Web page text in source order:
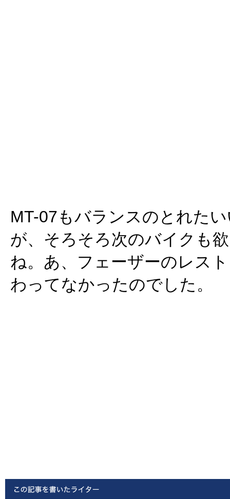
MT-07もバランスのとれた
が、そろそろ次のバイクも
ね。あ、フェーザーのレス
わってなかったのでした。